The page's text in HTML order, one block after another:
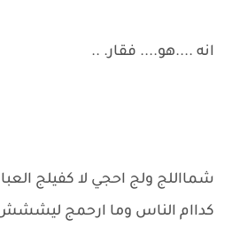
انه ....هو.... فقار. ..
شمااللج ولج احجي لا كفيلج
كداام الناس وما ارحمج ليششش